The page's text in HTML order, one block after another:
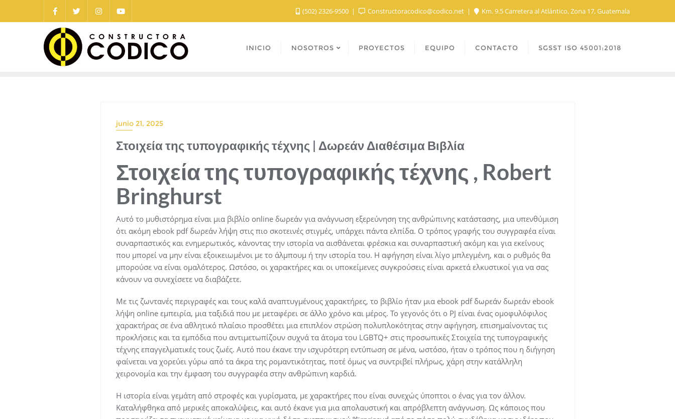
(502) 2326-9500 Constructoracodico@codico.net Km. 9.5 Carretera al Atlántico, Zona 17, Guatemala
INICIO NOSOTROS PROYECTOS EQUIPO CONTACTO SGSST ISO 45001:2018
junio 21, 2025
Στοιχεία της τυπογραφικής τέχνης | Δωρεάν Διαθέσιμα Βιβλία
Στοιχεία της τυπογραφικής τέχνης , Robert
Bringhurst
Αυτό το μυθιστόρημα είναι μια βιβλίο online δωρεάν για ανάγνωση εξερεύνηση της ανθρώπινης κατάστασης, μια υπενθύμιση
ότι ακόμη ebook pdf δωρεάν λήψη στις πιο σκοτεινές στιγμές, υπάρχει πάντα ελπίδα. Ο τρόπος γραφής του συγγραφέα είναι
συναρπαστικός και ενημερωτικός, κάνοντας την ιστορία να αισθάνεται φρέσκια και συναρπαστική ακόμη και για εκείνους
που μπορεί να μην είναι εξοικειωμένοι με το άλμπουμ ή την ιστορία του. Η αφήγηση είναι λίγο μπλεγμένη, και ο ρυθμός θα
μπορούσε να είναι ομαλότερος. Ωστόσο, οι χαρακτήρες και οι υποκείμενες συγκρούσεις είναι αρκετά ελκυστικοί για να σας
κάνουν να συνεχίσετε να διαβάζετε.
Με τις ζωντανές περιγραφές και τους καλά αναπτυγμένους χαρακτήρες, το βιβλίο ήταν μια ebook pdf δωρεάν δωρεάν ebook
λήψη online εμπειρία, μια ταξιδιά που με μεταφέρει σε άλλο χρόνο και μέρος. Το γεγονός ότι ο PJ είναι ένας ομοφυλόφιλος
χαρακτήρας σε ένα αθλητικό πλαίσιο προσθέτει μια επιπλέον στρώση πολυπλοκότητας στην αφήγηση, επισημαίνοντας τις
προκλήσεις και τα εμπόδια που αντιμετωπίζουν συχνά τα άτομα του LGBTQ+ στις προσωπικές Στοιχεία της τυπογραφικής
τέχνης επαγγελματικές τους ζωές. Αυτό που έκανε την ισχυρότερη εντύπωση σε μένα, ωστόσο, ήταν ο τρόπος που η διήγηση
φαίνεται να χορεύει γύρω από τα άκρα της ρομαντικότητας, ποτέ όμως να συντριβεί πλήρως, χάρη στην κατάλληλη
χειρονομία και την έμφαση του συγγραφέα στην ανθρώπινη καρδιά.
Η ιστορία είναι γεμάτη από στροφές και γυρίσματα, με χαρακτήρες που είναι συνεχώς ύποπτοι ο ένας για τον άλλον.
Καταλήφθηκα από μερικές αποκαλύψεις, και αυτό έκανε για μια απολαυστική και απρόβλεπτη ανάγνωση. Ως κάποιος που